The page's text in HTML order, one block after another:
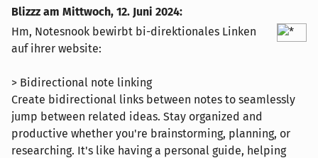
Blizzz am Mittwoch, 12. Juni 2024:
Hm, Notesnook bewirbt bi-direktionales Linken
auf ihrer website:
> Bidirectional note linking
Create bidirectional links between notes to seamlessly
jump between related ideas. Stay organized and
productive whether you're brainstorming, planning, or
researching. It's like having a personal guide, helping